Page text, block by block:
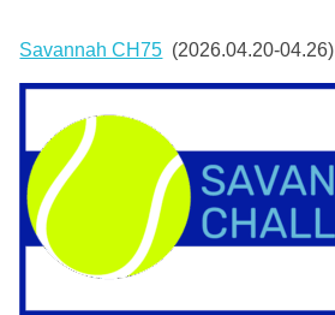
Savannah CH75 (2026.04.20-04.26)